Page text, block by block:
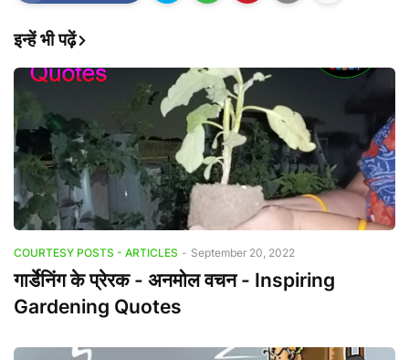
इन्हें भी पढ़ें
COURTESY POSTS - ARTICLES - September 20, 2022
गार्डेनिंग के प्रेरक - अनमोल वचन - Inspiring
Gardening Quotes